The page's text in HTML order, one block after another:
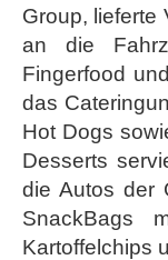
Group, lieferte
an die
Fingerfood
das
Hot Dogs
Desserts
die Autos der
SnackBags
Kartoffelchips